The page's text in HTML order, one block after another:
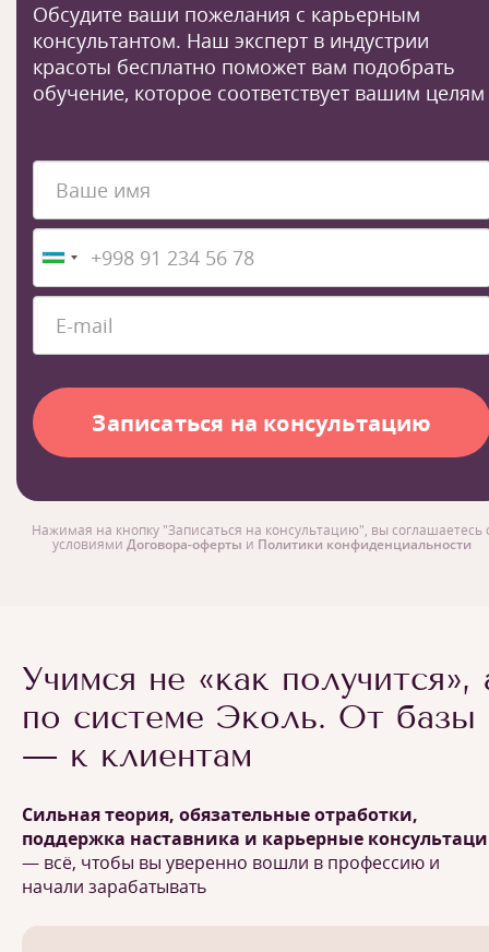
Обсудите ваши пожелания с карьерным
консультантом. Наш эксперт в индустрии
красоты бесплатно поможет вам подобрать
обучение, которое соответствует вашим целям
Нажимая на кнопку "Записаться на консультацию", вы соглашаетесь
условиями Договора-оферты и Политики конфиденциальности
Учимся не «как получится»,
по системе Эколь. От базы
— к клиентам
Сильная теория, обязательные отработки,
поддержка наставника и карьерные
— всё, чтобы вы уверенно вошли в профессию и
начали зарабатывать